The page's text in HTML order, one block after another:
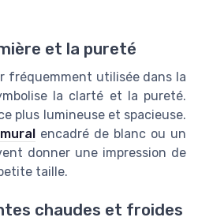
et la pureté
fréquemment utilisée dans la
la clarté et la pureté.
plus lumineuse et spacieuse.
encadré de blanc ou un
donner une impression de
taille.
chaudes et froides